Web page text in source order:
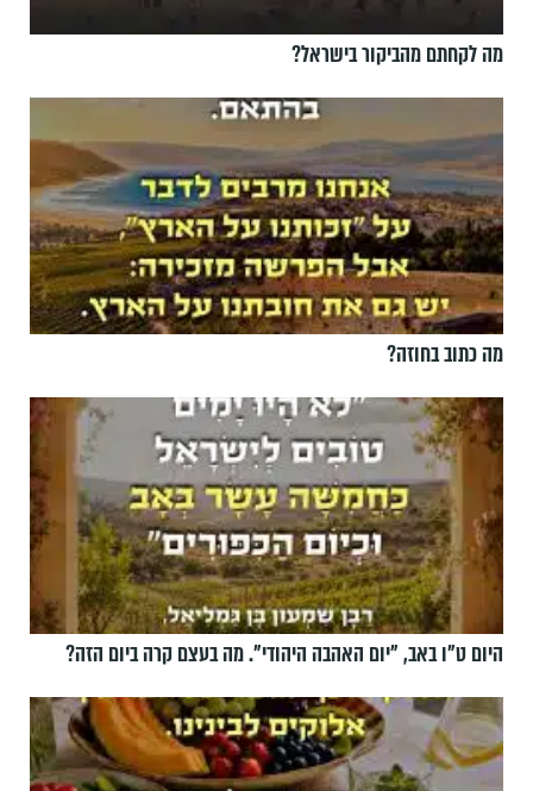
מה לקחתם מהביקור בישראל?
מה כתוב בחוזה?
היום ט"ו באב, ”יום האהבה היהודי". מה בעצם קרה ביום הזה?